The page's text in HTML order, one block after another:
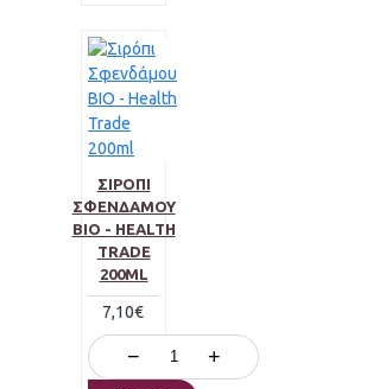
ΣΙΡΌΠΙ
ΣΦΕΝΔΆΜΟΥ
BIO - HEALTH
TRADE
200ML
7,10€
− +